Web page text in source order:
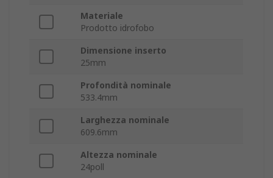
Materiale
Prodotto idrofobo
Dimensione inserto
25mm
Profondità nominale
533.4mm
Larghezza nominale
609.6mm
Altezza nominale
24poll